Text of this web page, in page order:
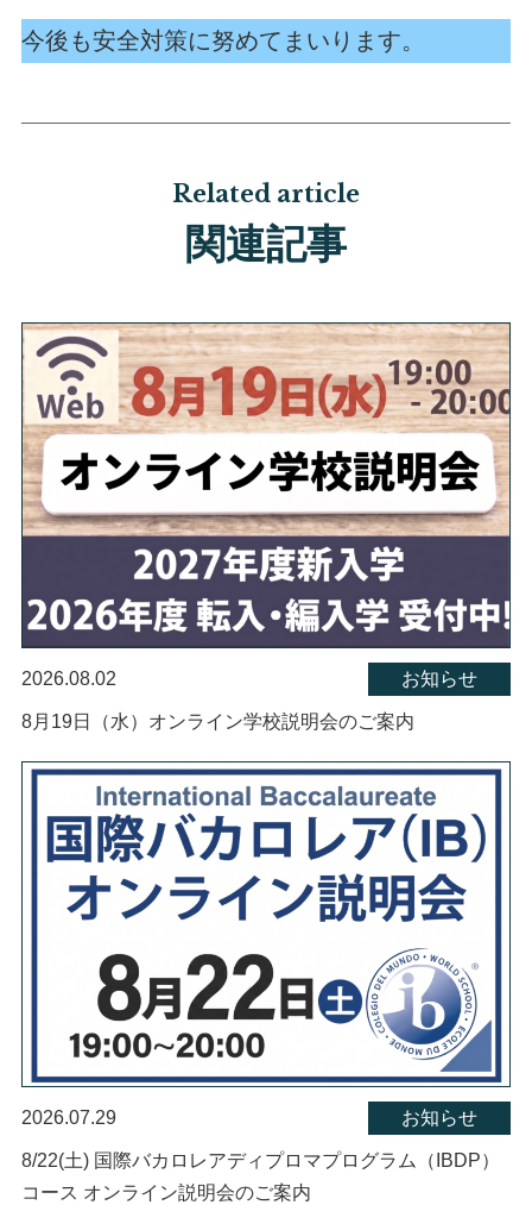
今後も安全対策に努めてまいります。
Related article
関連記事
2026.08.02 お知らせ
8月19日（水）オンライン学校説明会のご案内
2026.07.29 お知らせ
8/22(土) 国際バカロレアディプロマプログラム（IBDP）
コース オンライン説明会のご案内